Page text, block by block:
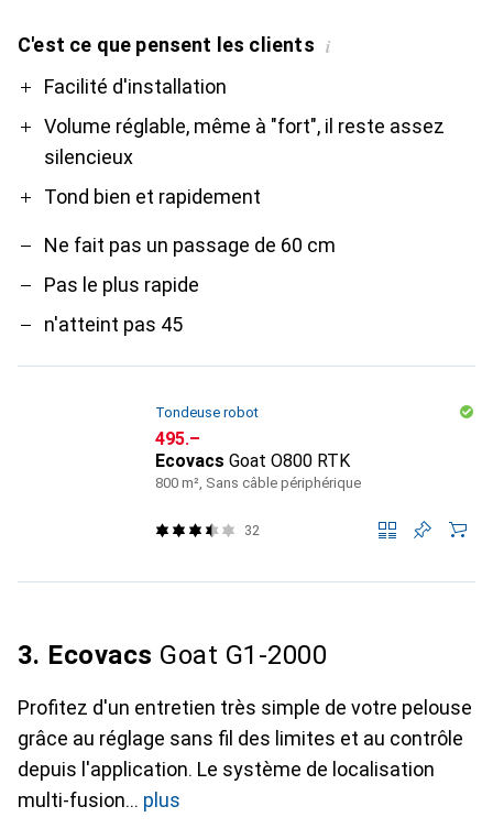
C'est ce que pensent les clients i
ProFacilité d'installation
Volume réglable, même à "fort", il reste assez
silencieux
Tond bien et rapidement
Contre
Ne fait pas un passage de 60 cm
Pas le plus rapide
n'atteint pas 45
Tondeuse robot
CHF
495.–
Ecovacs Goat O800 RTK
800 m², Sans câble périphérique
32
3. Ecovacs Goat G1-2000
Profitez d'un entretien très simple de votre pelouse
grâce au réglage sans fil des limites et au contrôle
depuis l'application. Le système de localisation
multi-fusion
plus